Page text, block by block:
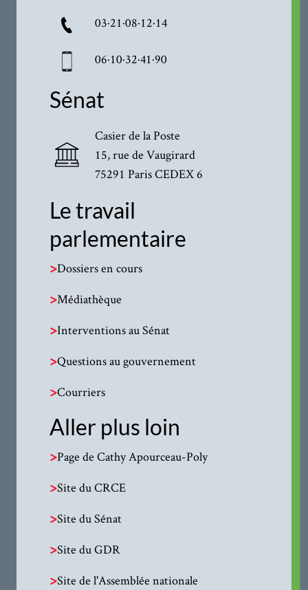
03·21·08·12·14
06·10·32·41·90
Sénat
Casier de la Poste
15, rue de Vaugirard
75291 Paris CEDEX 6
Le travail
parlementaire
>Dossiers en cours
>Médiathèque
>Interventions au Sénat
>Questions au gouvernement
>Courriers
Aller plus loin
>Page de Cathy Apourceau-Poly
>Site du CRCE
>Site du Sénat
>Site du GDR
>Site de l'Assemblée nationale